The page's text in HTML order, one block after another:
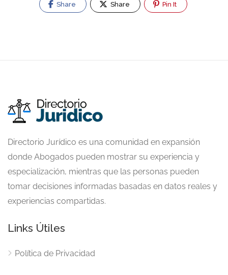
Share Share Pin It
Directorio Jurídico es una comunidad en expansión
donde Abogados pueden mostrar su experiencia y
especialización, mientras que las personas pueden
tomar decisiones informadas basadas en datos reales y
experiencias compartidas.
Links Útiles
Política de Privacidad